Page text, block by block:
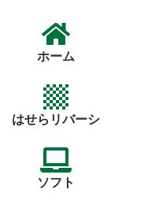
ホーム
はせらリバーシ
ソフト